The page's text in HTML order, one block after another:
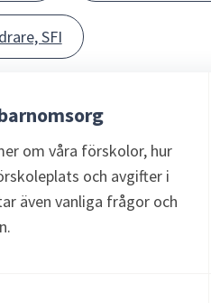
SFI
om våra förskolor, hur
och avgifter i
även vanliga frågor och